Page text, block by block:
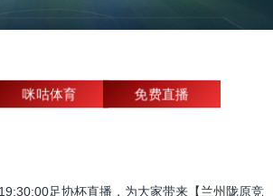
咪咕体育 免费直播
足协杯直播，为大家带来【兰州陇原竞